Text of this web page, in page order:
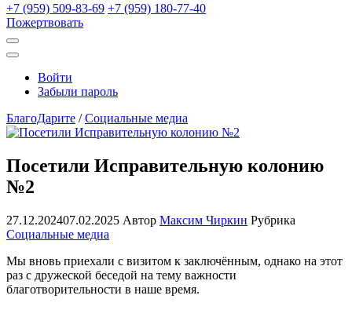
+7 (959) 509-83-69 +7 (959) 180-77-40
Пожертвовать
Открыть
поиск
Профиль
Войти
Забыли пароль
БлагоДарите /Социальные медиа
Посетили Исправительную колонию
№2
27.12.202407.02.2025 Автор Максим Чиркин Рубрика
Социальные медиа
Мы вновь приехали с визитом к заключённым, однако на этот
раз с дружеской беседой на тему важности
благотворительности в наше время.